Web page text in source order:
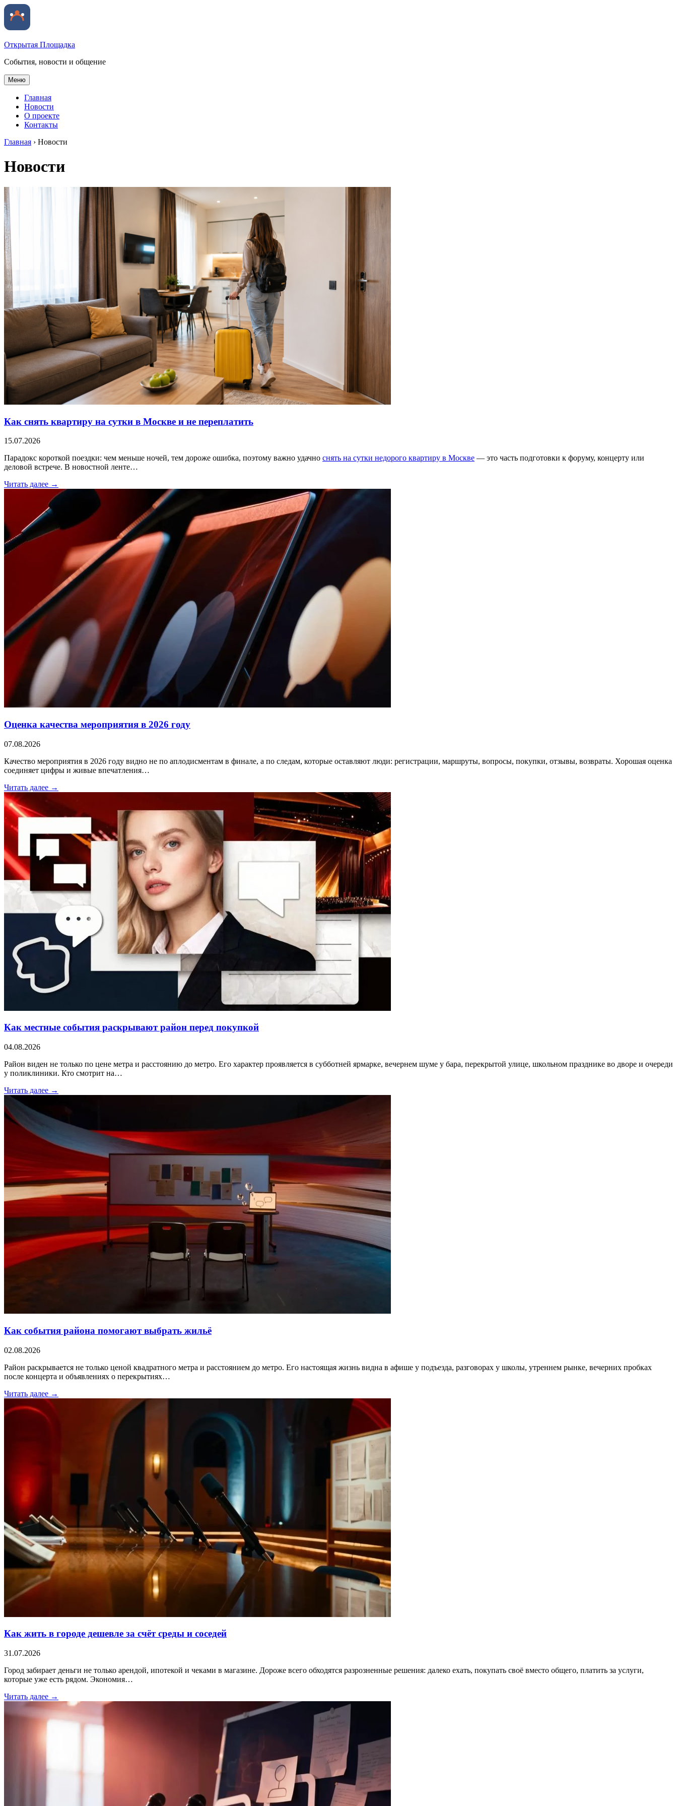
Открытая Площадка
События, новости и общение
Меню
Главная
Новости
О проекте
Контакты
Главная › Новости
Новости
Как снять квартиру на сутки в Москве и не переплатить
15.07.2026
Парадокс короткой поездки: чем меньше ночей, тем дороже ошибка, поэтому важно удачно снять на сутки недорого квартиру в Москве — это часть подготовки к форуму, концерту или
деловой встрече. В новостной ленте…
Читать далее →
Оценка качества мероприятия в 2026 году
07.08.2026
Качество мероприятия в 2026 году видно не по аплодисментам в финале, а по следам, которые оставляют люди: регистрации, маршруты, вопросы, покупки, отзывы, возвраты. Хорошая оценка
соединяет цифры и живые впечатления…
Читать далее →
Как местные события раскрывают район перед покупкой
04.08.2026
Район виден не только по цене метра и расстоянию до метро. Его характер проявляется в субботней ярмарке, вечернем шуме у бара, перекрытой улице, школьном празднике во дворе и очереди
у поликлиники. Кто смотрит на…
Читать далее →
Как события района помогают выбрать жильё
02.08.2026
Район раскрывается не только ценой квадратного метра и расстоянием до метро. Его настоящая жизнь видна в афише у подъезда, разговорах у школы, утреннем рынке, вечерних пробках
после концерта и объявлениях о перекрытиях…
Читать далее →
Как жить в городе дешевле за счёт среды и соседей
31.07.2026
Город забирает деньги не только арендой, ипотекой и чеками в магазине. Дороже всего обходятся разрозненные решения: далеко ехать, покупать своё вместо общего, платить за услуги,
которые уже есть рядом. Экономия…
Читать далее →